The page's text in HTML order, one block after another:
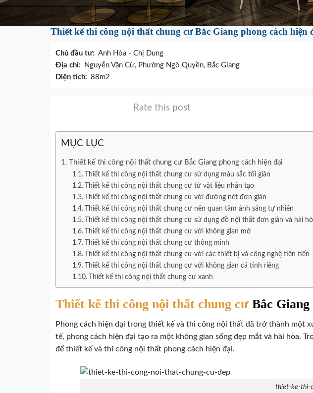
Thiết kế thi công nội thất chung cư Bắc Giang phong cách hiện
Chủ đầu tư: Anh Hòa - Chị Dung
Địa chỉ:
Nguyễn Văn Cừ, Phường Ngô Quyền, Bắc Giang
Diện tích: 88m2
Rate this post
MỤC LỤC
Thiết kế thi công nội thất chung cư Bắc Giang phong cách hiện đại
Thiết kế thi công nội thất chung cư sử dụng màu sắc tối giản
Thiết kế thi công nội thất chung cư từ vật liệu nhân tạo
Thiết kế thi công nội thất chung cư với đường nét đơn giản
Thiết kế thi công nội thất chung cư nên quan tâm ánh sáng tự nhiên
Thiết kế thi công nội thất chung cư sử dụng đồ nội thất đơn giản và hài
Thiết kế thi công nội thất chung cư với không gian mở
Thiết kế thi công nội thất chung cư thông minh
Thiết kế thi công nội thất chung cư với các thiết bị và công nghệ tiên tiến
Thiết kế thi công nội thất chung cư với không gian cá tính riêng
Thiết kế thi công nội thất chung cư xanh
Thiết kế thi công nội thất chung cư Bắc Giang
Phong cách hiện đại trong thiết kế và thi công nội thất đã trở thành một
tế, phong cách hiện đại tạo ra một không gian sống đẹp mắt và hài hòa.
để thiết kế và thi công nội thất phong cách hiện đại.
thiet-ke-thi-